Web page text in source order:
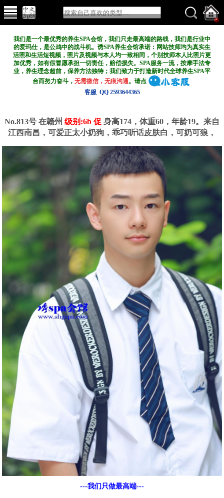
我们是一个最优秀的养生SPA会馆，我们只走最高端的路线，我们是行业中
的爱玛仕，是公鸡中的战斗机。诱SPA养生会馆承诺：网站技师均为真实生
活照和生活短视频，照片及视频与本人均一致相同，个别技师本人比照片更
加优秀，如有假冒愿承担一切责任，赔偿损失。SPA服务一流，按摩手法专
业，养生理念超前，保养方法独特；我们致力于打造新时代全球养生SPA平
台而努力奋斗，无需微信，无痕沟通。请点
客服 QQ 2593644365
No.813号 在赣州 级别:6b 促 身高174，体重60，年龄19。来自
江西南昌，可爱正太小奶狗，乖巧听话皮肤白，可奶可狼，
---我们只做最高端---